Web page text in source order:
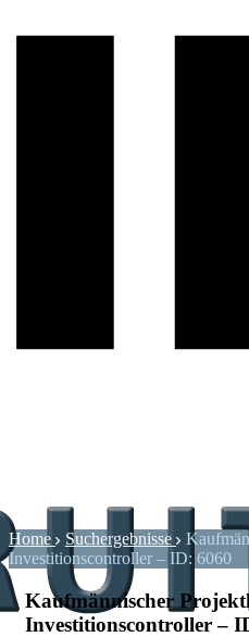
Home Suchergebnisse
Investitionscontroller – ID: 6060
Kaufmännischer
Investitionscontroller –